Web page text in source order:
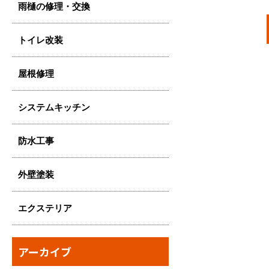
雨樋の修理・交換
トイレ改装
屋根修理
システムキッチン
防水工事
外壁塗装
エクステリア
アーカイブ